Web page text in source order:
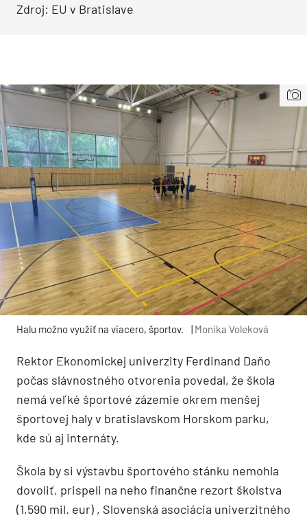
Zdroj: EU v Bratislave
Halu možno využiť na viacero, športov. | Monika Voleková
Rektor Ekonomickej univerzity Ferdinand Daňo
počas slávnostného otvorenia povedal, že škola
nemá veľké športové zázemie okrem menšej
športovej haly v bratislavskom Horskom parku,
kde sú aj internáty.
Škola by si výstavbu športového stánku nemohla
dovoliť, prispeli na neho finančne rezort školstva
(1,590 mil. eur) , Slovenská asociácia univerzitného